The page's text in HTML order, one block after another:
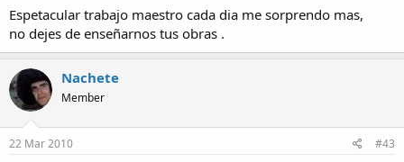
Espetacular trabajo maestro cada dia me sorprendo mas,
no dejes de enseñarnos tus obras .
Nachete
Member
22 Mar 2010 #43